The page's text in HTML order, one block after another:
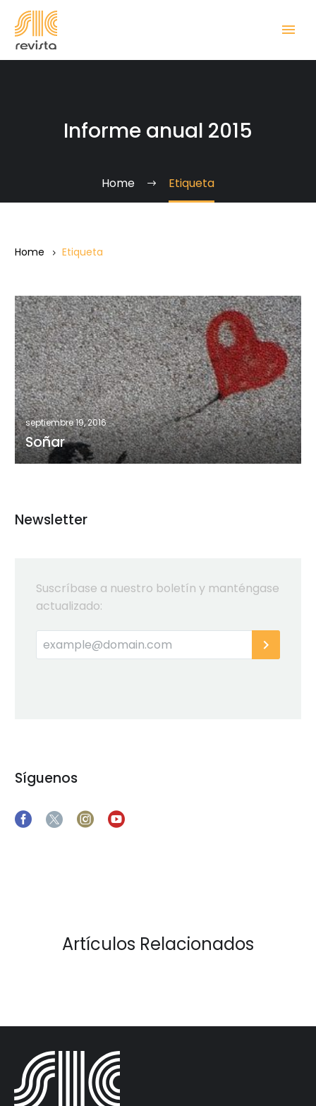
Informe anual 2015
Home Etiqueta
Home Etiqueta
Soñar
septiembre 19, 2016
Soñar
Newsletter
Suscríbase a nuestro boletín y manténgase
actualizado:
Síguenos
Artículos Relacionados